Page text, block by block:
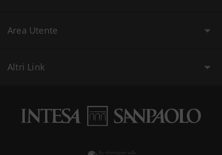
Area Utente
Altri Link